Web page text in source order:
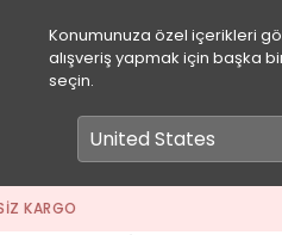
Konumunuza özel içerikleri
alışveriş yapmak için başka
seçin.
SEPETİNE ÖZEL İNDİRİM